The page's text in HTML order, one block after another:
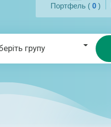
Портфель ( 0 )
групу